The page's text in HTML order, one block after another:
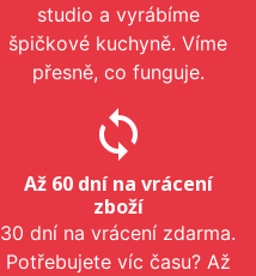
studio a vyrábíme
špičkové kuchyně. Víme
přesně, co funguje.
sync
Až 60 dní na vrácení
zboží
30 dní na vrácení zdarma.
Potřebujete víc času? Až